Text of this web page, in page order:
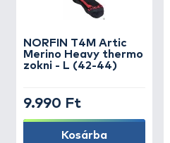
NORFIN T4M Artic
Merino Heavy thermo
zokni - L (42-44)
9.990 Ft
Kosárba